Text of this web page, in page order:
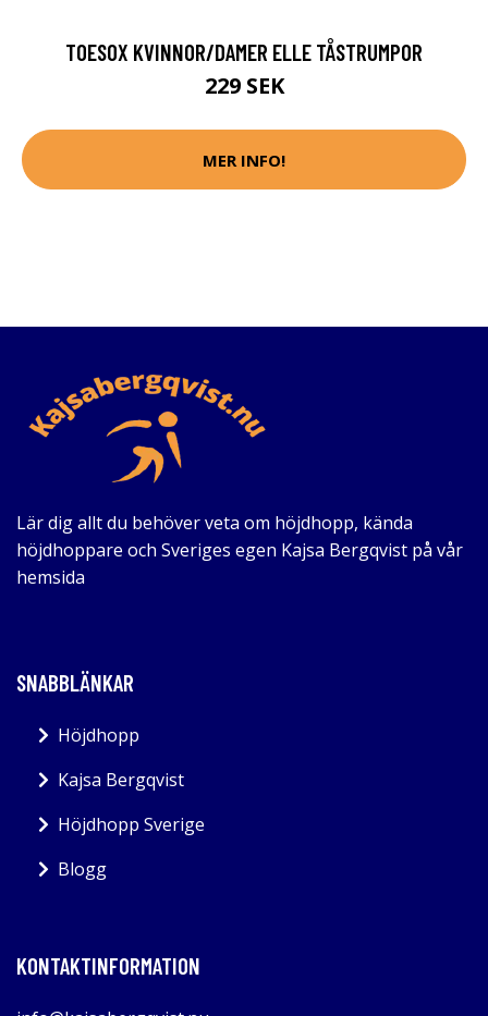
TOESOX KVINNOR/DAMER ELLE TÅSTRUMPOR
229 SEK
MER INFO!
Lär dig allt du behöver veta om höjdhopp, kända
höjdhoppare och Sveriges egen Kajsa Bergqvist på vår
hemsida
SNABBLÄNKAR
Höjdhopp
Kajsa Bergqvist
Höjdhopp Sverige
Blogg
KONTAKTINFORMATION